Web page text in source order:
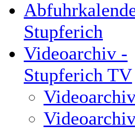
Stupferich
Videoarchiv -
Stupferich TV